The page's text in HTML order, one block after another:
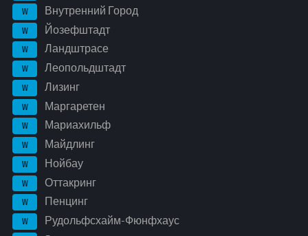
W Внутренний Город
W Йозефштадт
W Ландштрасе
W Леопольдштадт
W Лизинг
W Маргаретен
W Мариахильф
W Майдлинг
W Нойбау
W Оттакринг
W Пенцинг
W Рудольфсхайм-Фюнфхаус